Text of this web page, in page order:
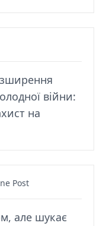
війни:
на
Post
але шукає